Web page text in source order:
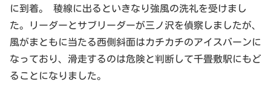
に到着。 稜線に出るといきなり強風の洗礼を受けまし
た。リーダーとサブリーダーが三ノ沢を偵察しましたが、
風がまともに当たる西側斜面はカチカチのアイスバーンに
なっており、滑走するのは危険と判断して千畳敷駅にもど
ることになりました。